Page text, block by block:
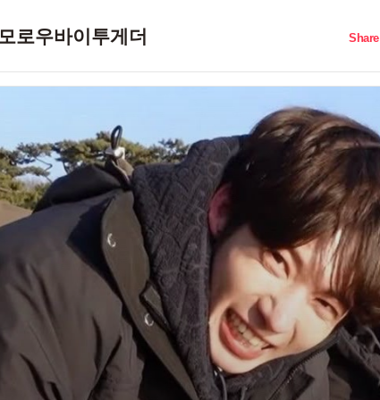
로우바이투게더 Share